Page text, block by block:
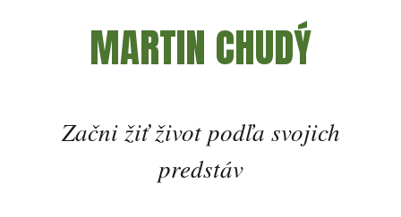
MARTIN CHUDÝ
Začni žiť život podľa svojich
predstáv